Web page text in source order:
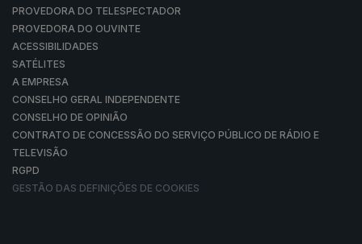
PROVEDORA DO TELESPECTADOR
PROVEDORA DO OUVINTE
ACESSIBILIDADES
SATÉLITES
A EMPRESA
CONSELHO GERAL INDEPENDENTE
CONSELHO DE OPINIÃO
CONTRATO DE CONCESSÃO DO SERVIÇO PÚBLICO DE RÁDIO E
TELEVISÃO
RGPD
GESTÃO DAS DEFINIÇÕES DE COOKIES